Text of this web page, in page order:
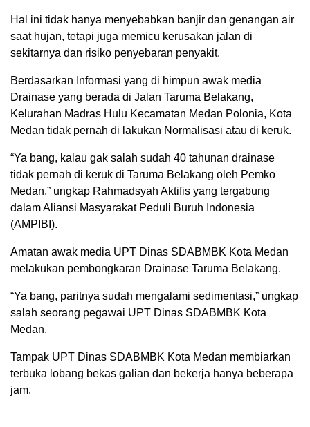
Hal ini tidak hanya menyebabkan banjir dan genangan air
saat hujan, tetapi juga memicu kerusakan jalan di
sekitarnya dan risiko penyebaran penyakit.
Berdasarkan Informasi yang di himpun awak media
Drainase yang berada di Jalan Taruma Belakang,
Kelurahan Madras Hulu Kecamatan Medan Polonia, Kota
Medan tidak pernah di lakukan Normalisasi atau di keruk.
“Ya bang, kalau gak salah sudah 40 tahunan drainase
tidak pernah di keruk di Taruma Belakang oleh Pemko
Medan,” ungkap Rahmadsyah Aktifis yang tergabung
dalam Aliansi Masyarakat Peduli Buruh Indonesia
(AMPIBI).
Amatan awak media UPT Dinas SDABMBK Kota Medan
melakukan pembongkaran Drainase Taruma Belakang.
“Ya bang, paritnya sudah mengalami sedimentasi,” ungkap
salah seorang pegawai UPT Dinas SDABMBK Kota
Medan.
Tampak UPT Dinas SDABMBK Kota Medan membiarkan
terbuka lobang bekas galian dan bekerja hanya beberapa
jam.